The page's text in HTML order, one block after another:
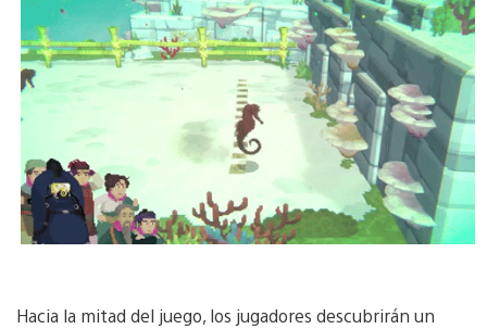
Hacia la mitad del juego, los jugadores descubrirán un